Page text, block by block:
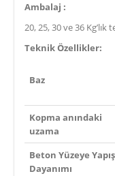
Ambalaj :
20, 25, 30 ve 36
Teknik Özellikler:
Baz
Kopma anındaki
uzama
Beton Yüzeye
Dayanımı